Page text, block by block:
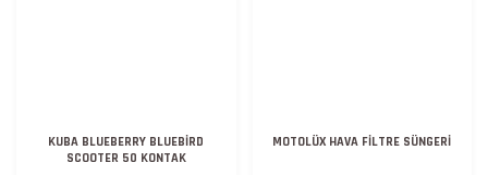
KUBA BLUEBERRY BLUEBİRD
SCOOTER 50 KONTAK
MOTOLÜX HAVA FİLTRE SÜNGERİ